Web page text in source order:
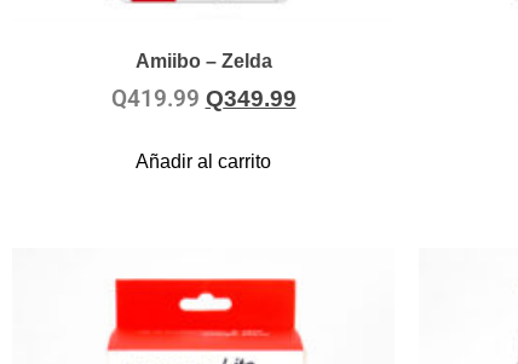
Amiibo – Zelda
Q419.99 Q349.99
Añadir al carrito